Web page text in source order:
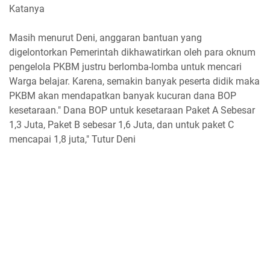
Katanya
Masih menurut Deni, anggaran bantuan yang
digelontorkan Pemerintah dikhawatirkan oleh para oknum
pengelola PKBM justru berlomba-lomba untuk mencari
Warga belajar. Karena, semakin banyak peserta didik maka
PKBM akan mendapatkan banyak kucuran dana BOP
kesetaraan." Dana BOP untuk kesetaraan Paket A Sebesar
1,3 Juta, Paket B sebesar 1,6 Juta, dan untuk paket C
mencapai 1,8 juta," Tutur Deni